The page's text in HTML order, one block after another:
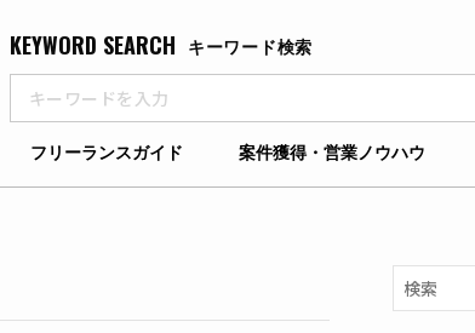
KEYWORD SEARCH キーワード検索
フリーランスガイド 案件獲得・営業ノウハウ